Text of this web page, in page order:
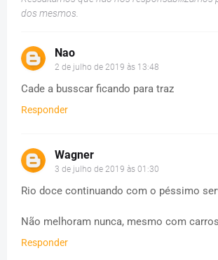
dos mesmos.
Nao
2 de julho de 2019 às 13:48
Cade a busscar ficando para traz
Responder
Wagner
3 de julho de 2019 às 01:30
Rio doce continuando com o péssimo
Não melhoram nunca, mesmo com
Responder